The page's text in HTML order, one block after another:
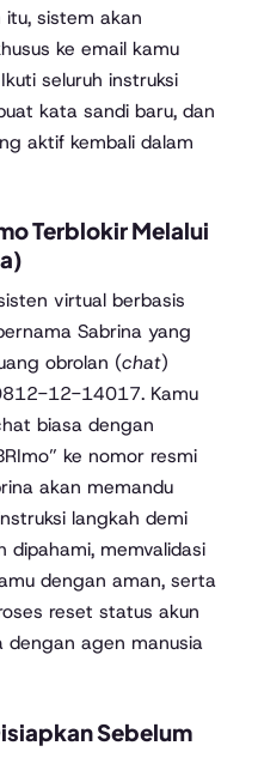
sistem akan
ke email kamu
seluruh instruksi
kata sandi baru, dan
aktif kembali dalam
Terblokir Melalui
virtual berbasis
Sabrina yang
obrolan (chat)
12-14017. Kamu
biasa dengan
ke nomor resmi
akan memandu
langkah demi
memvalidasi
dengan aman, serta
reset status akun
dengan agen manusia
Sebelum